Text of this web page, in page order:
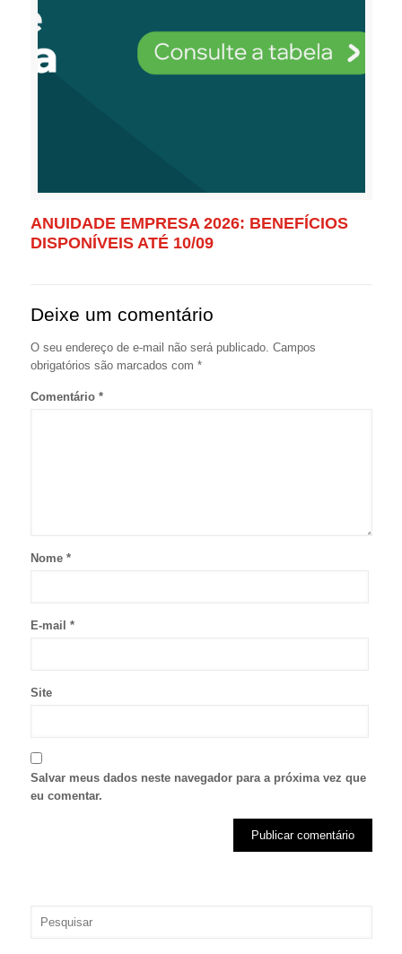
ANUIDADE EMPRESA 2026: BENEFÍCIOS
DISPONÍVEIS ATÉ 10/09
Deixe um comentário
O seu endereço de e-mail não será publicado. Campos
obrigatórios são marcados com *
Comentário *
Nome *
E-mail *
Site
Salvar meus dados neste navegador para a próxima vez que
eu comentar.